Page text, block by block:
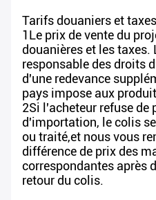
Tarifs douaniers et
1Le prix de vente du
douanières et les taxes.
responsable des droits
d'une redevance
pays impose aux
2Si l'acheteur refuse de
d'importation, le colis
ou traité,et nous vous
différence de prix des
correspondantes après
retour du colis.